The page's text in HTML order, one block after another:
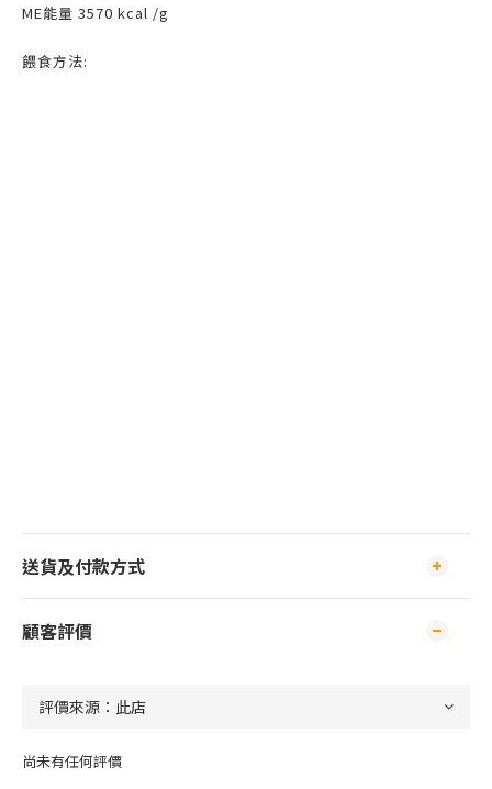
ME能量 3570 kcal /g
餵食方法:
送貨及付款方式
顧客評價
尚未有任何評價